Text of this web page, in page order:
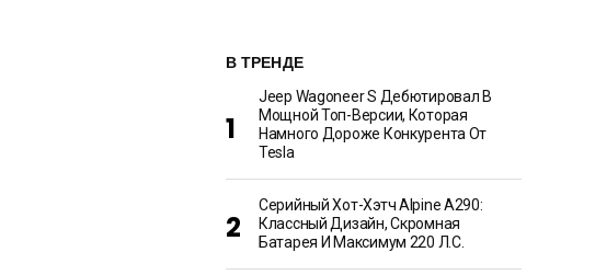
В ТРЕНДЕ
Jeep Wagoneer S Дебютировал В
Мощной Топ-Версии, Которая
Намного Дороже Конкурента От
Tesla
Серийный Хот-Хэтч Alpine A290:
Классный Дизайн, Скромная
Батарея И Максимум 220 Л.с.